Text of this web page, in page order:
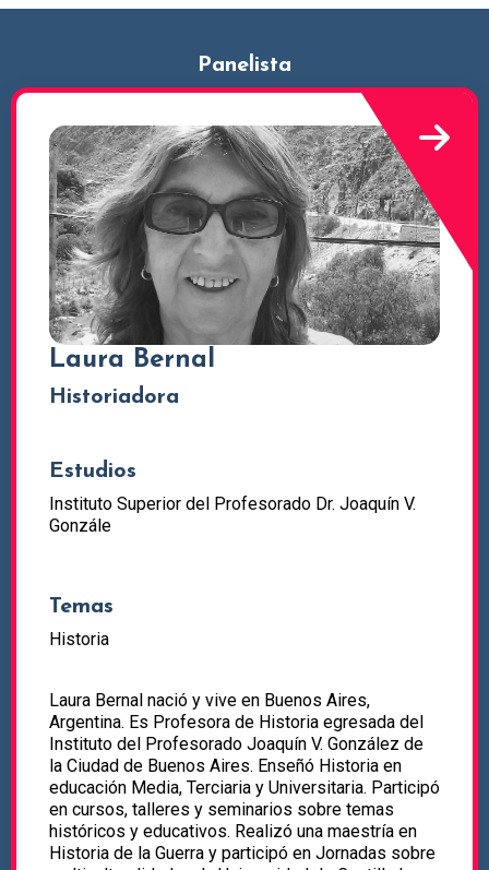
Panelista
Laura Bernal
Historiadora
Estudios
Instituto Superior del Profesorado Dr. Joaquín V.
Gonzále
Temas
Historia
Laura Bernal nació y vive en Buenos Aires,
Argentina. Es Profesora de Historia egresada del
Instituto del Profesorado Joaquín V. González de
la Ciudad de Buenos Aires. Enseñó Historia en
educación Media, Terciaria y Universitaria. Participó
en cursos, talleres y seminarios sobre temas
históricos y educativos. Realizó una maestría en
Historia de la Guerra y participó en Jornadas sobre